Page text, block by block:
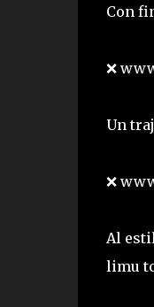
Con
❌
Un
❌
Al
limu